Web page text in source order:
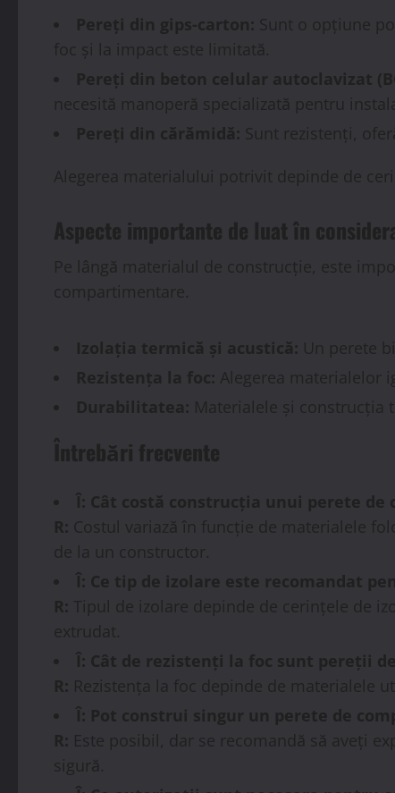
Pereți din gips-carton: Sunt o opțiune
foc și la impact este limitată.
Pereți din beton celular autoclavizat
necesită manoperă specializată pentru
Pereți din cărămidă: Sunt rezistenți,
Alegerea materialului potrivit depinde de
Aspecte importante de luat în
Pe lângă materialul de construcție, este
compartimentare.
Izolația termică și acustică: Un perete
Rezistența la foc: Alegerea materialelor
Durabilitatea: Materialele și construcția
Întrebări frecvente
Î: Cât costă construcția unui perete de
R: Costul variază în funcție de materialele
de la un constructor.
Î: Ce tip de izolare este recomandat
R: Tipul de izolare depinde de cerințele de
extrudat.
Î: Cât de rezistenți la foc sunt pereții
R: Rezistența la foc depinde de materialele
Î: Pot construi singur un perete de
R: Este posibil, dar se recomandă să aveți
sigură.